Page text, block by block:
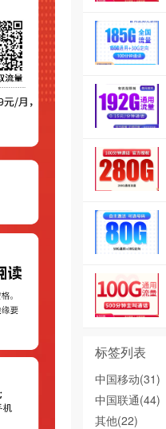
标签列表
中国移动(31)
中国联通(44)
其他(22)